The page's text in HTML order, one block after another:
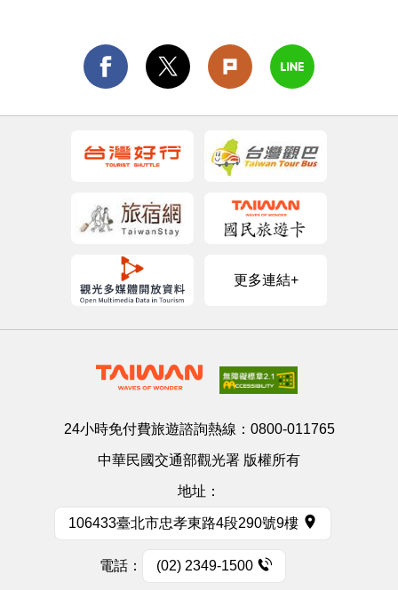
更多連結+
24小時免付費旅遊諮詢熱線： 0800-011765
中華民國交通部觀光署 版權所有
地址：
106433臺北市忠孝東路4段290號9樓
電話： (02) 2349-1500